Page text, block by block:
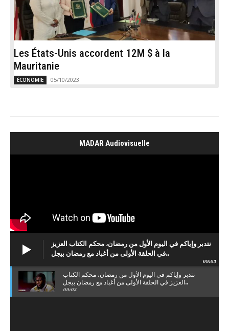
Les États-Unis accordent 12M $ à la
Mauritanie
ÉCONOMIE 05/10/2023
MADAR Audiovisuelle
نتدبر وإياكم في اليوم الأول من رمضان، محكم الكتاب العزيز
في الحلقة الأولى من أغباد مع رمضان بيجل..
09:03
نتدبر وإياكم في اليوم الأول من رمضان، محكم الكتاب
العزيز في الحلقة الأولى من أغباد مع رمضان بيجل..
09:03